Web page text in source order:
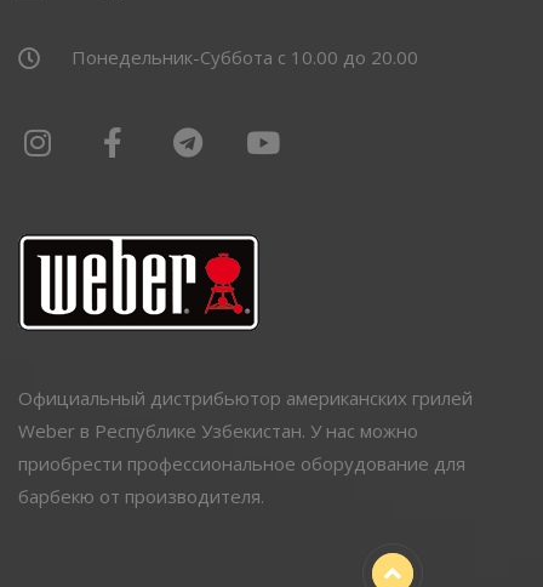
Понедельник-Суббота с 10.00 до 20.00
Официальный дистрибьютор американских грилей
Weber в Республике Узбекистан. У нас можно
приобрести профессиональное оборудование для
барбекю от производителя.